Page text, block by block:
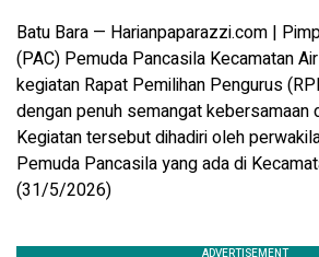
Batu Bara — Harianpaparazzi.com |
(PAC) Pemuda Pancasila Kecamatan
kegiatan Rapat Pemilihan Pengurus
dengan penuh semangat kebersamaan
Kegiatan tersebut dihadiri oleh
Pemuda Pancasila yang ada di
(31/5/2026)